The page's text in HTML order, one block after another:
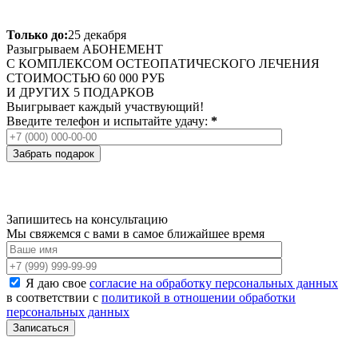
Только до:25 декабря
Разыгрываем АБОНЕМЕНТ
С КОМПЛЕКСОМ ОСТЕОПАТИЧЕСКОГО ЛЕЧЕНИЯ
СТОИМОСТЬЮ 60 000 РУБ
И ДРУГИХ 5 ПОДАРКОВ
Выигрывает каждый участвующий!
Введите телефон и испытайте удачу: *
Запишитесь на консультацию
Мы свяжемся с вами в самое ближайшее время
Я даю свое согласие на обработку персональных данных
в соответствии с политикой в отношении обработки
персональных данных